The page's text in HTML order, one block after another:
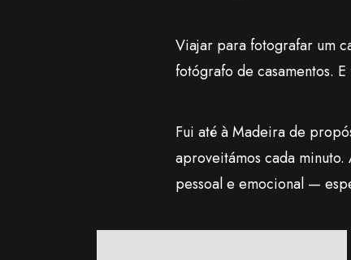
Viajar para fotografar um
fotógrafo de casamentos.
Fui até à Madeira de
aproveitámos cada
pessoal e emocional —